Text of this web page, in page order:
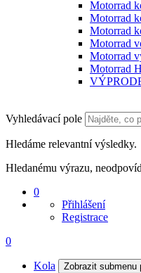
Motorrad
Motorrad
Motorrad
Motorrad
Motorrad
Motorrad
Vyhledávací pole
Hledáme relevantní výsledky.
Hledanému výrazu,
0
Přihlášení
Registrace
0
Kola Zobrazit submenu